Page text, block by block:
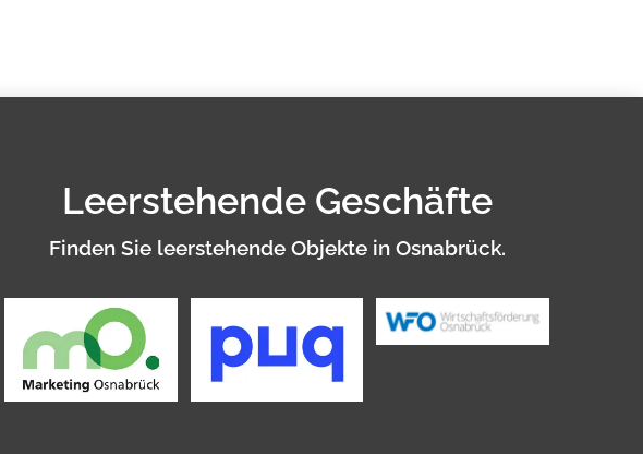
Leerstehende Geschäfte
Finden Sie leerstehende Objekte in Osnabrück.